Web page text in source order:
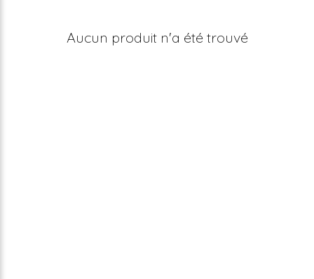
Aucun produit n'a été trouvé